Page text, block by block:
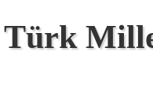
Türk